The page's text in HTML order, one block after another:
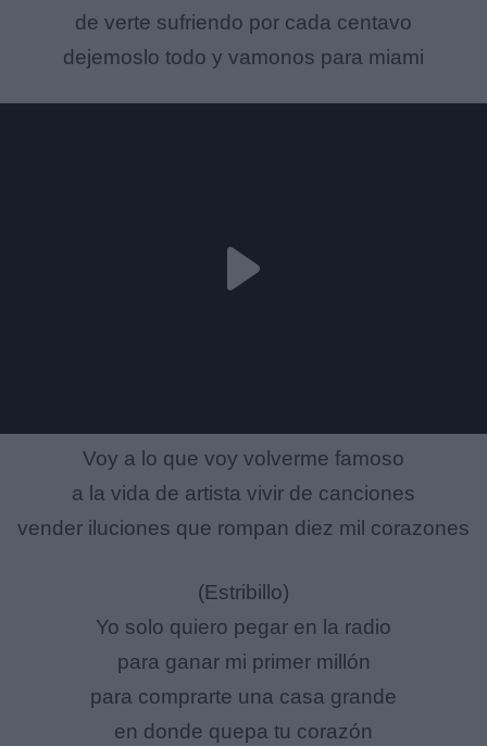
de verte sufriendo por cada centavo
dejemoslo todo y vamonos para miami
Voy a lo que voy volverme famoso
a la vida de artista vivir de canciones
vender iluciones que rompan diez mil corazones
(Estribillo)
Yo solo quiero pegar en la radio
para ganar mi primer millón
para comprarte una casa grande
en donde quepa tu corazón